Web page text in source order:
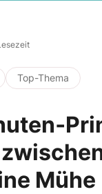
Top-Thema
Mühe